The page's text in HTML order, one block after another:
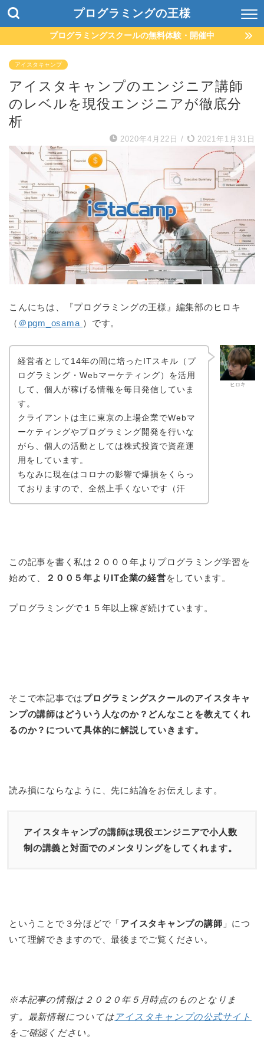
プログラミングの王様
プログラミングスクールの無料体験・開催中
アイスタキャンプ
アイスタキャンプのエンジニア講師
のレベルを現役エンジニアが徹底分
析
2020年4月22日 / 2021年1月31日
こんにちは、『プログラミングの王様』編集部のヒロキ
（ ＠pgm_osama ）です。
ヒロキ
経営者として14年の間に培ったITスキル（プ
ログラミング・Webマーケティング）を活用
して、個人が稼げる情報を毎日発信していま
す。
クライアントは主に東京の上場企業でWebマ
ーケティングやプログラミング開発を行いな
がら、個人の活動としては株式投資で資産運
用をしています。
ちなみに現在はコロナの影響で爆損をくらっ
ておりますので、全然上手くないです（汗
この記事を書く私は２０００年よりプログラミング学習を
始めて、
２００５年よりIT企業の経営をしています。
プログラミングで１５年以上稼ぎ続けています。
そこで本記事ではプログラミングスクールのアイスタキャ
ンプの講師はどういう人なのか？どんなことを教えてくれ
るのか？について具体的に解説していきます。
読み損にならなように、先に結論をお伝えします。
アイスタキャンプの講師は現役エンジニアで小人数
制の講義と対面でのメンタリングをしてくれます。
ということで３分ほどで「アイスタキャンプの講師 」につ
いて理解できますので、最後までご覧ください。
※本記事の情報は２０２０年５月時点のものとなりま
す。最新情報については アイスタキャンプの公式サイト
をご確認ください。